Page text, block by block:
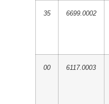
35 6699.0002
00 6117.0003